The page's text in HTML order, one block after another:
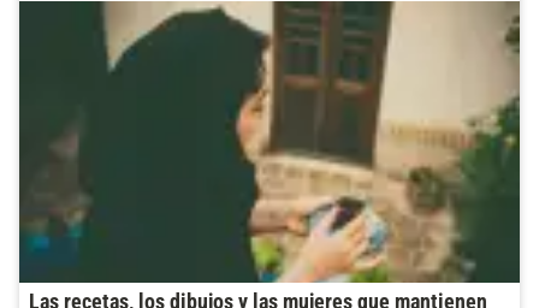
Las recetas, los dibujos y las mujeres que mantienen